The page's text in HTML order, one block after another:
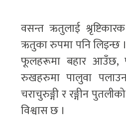
वसन्त ऋतुलाई
ऋतुका रुपमा पनि
फूलहरूमा बहार आउँछ,
रुखहरुमा पालुवा
चराचुरुङ्गी र रङ्गीन
विश्वास छ ।